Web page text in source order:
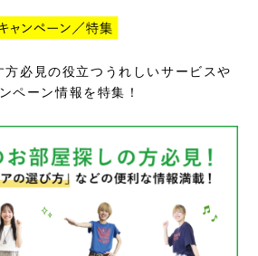
必見の役立つうれしいサービスや
ペーン情報を特集！